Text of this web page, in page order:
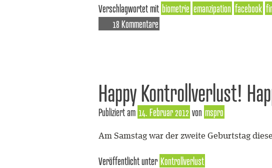
Verschlagwortet mit biometrie emanzipation facebook
18 Kommentare
Happy Kontrollverlust!
Publiziert am 14. Februar 2012 von mspro
Am Samstag war der zweite Geburtstag
Veröffentlicht unter Kontrollverlust